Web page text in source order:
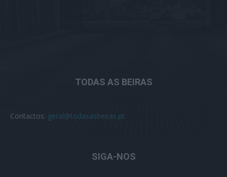
TODAS AS BEIRAS
Contactos: geral@todasasbeiras.pt
SIGA-NOS